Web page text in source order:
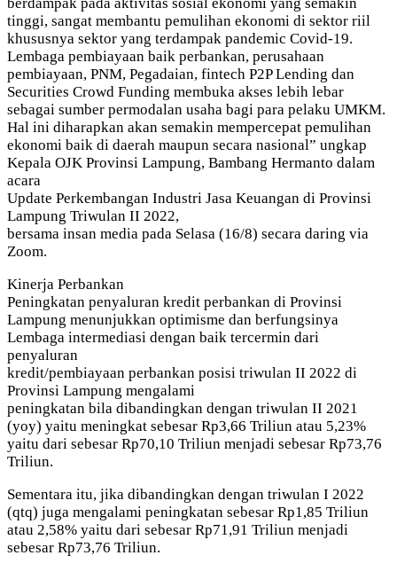
tinggi, sangat membantu pemulihan ekonomi di sektor riil
khususnya sektor yang terdampak pandemic Covid-19.
Lembaga pembiayaan baik perbankan, perusahaan
pembiayaan, PNM, Pegadaian, fintech P2P Lending dan
Securities Crowd Funding membuka akses lebih lebar
sebagai sumber permodalan usaha bagi para pelaku UMKM.
Hal ini diharapkan akan semakin mempercepat pemulihan
ekonomi baik di daerah maupun secara nasional” ungkap
Kepala OJK Provinsi Lampung, Bambang Hermanto dalam
acara
Update Perkembangan Industri Jasa Keuangan di Provinsi
Lampung Triwulan II 2022,
bersama insan media pada Selasa (16/8) secara daring via
Zoom.
Kinerja Perbankan
Peningkatan penyaluran kredit perbankan di Provinsi
Lampung menunjukkan optimisme dan berfungsinya
Lembaga intermediasi dengan baik tercermin dari
penyaluran
kredit/pembiayaan perbankan posisi triwulan II 2022 di
Provinsi Lampung mengalami
peningkatan bila dibandingkan dengan triwulan II 2021
(yoy) yaitu meningkat sebesar Rp3,66 Triliun atau 5,23%
yaitu dari sebesar Rp70,10 Triliun menjadi sebesar Rp73,76
Triliun.
Sementara itu, jika dibandingkan dengan triwulan I 2022
(qtq) juga mengalami peningkatan sebesar Rp1,85 Triliun
atau 2,58% yaitu dari sebesar Rp71,91 Triliun menjadi
sebesar Rp73,76 Triliun.